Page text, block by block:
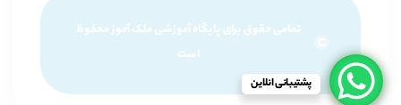
تمامی حقوق برای پایگاه آموزشی ملک آموز محفوظ
است
پشتیبانی انلاین